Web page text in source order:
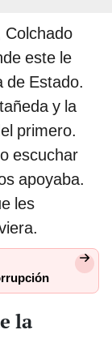
Colchado
este le
de Estado.
y la
primero.
escuchar
apoyaba.
les
la